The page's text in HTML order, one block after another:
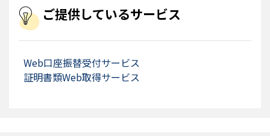
ご提供しているサービス
Web口座振替受付サービス
証明書類Web取得サービス